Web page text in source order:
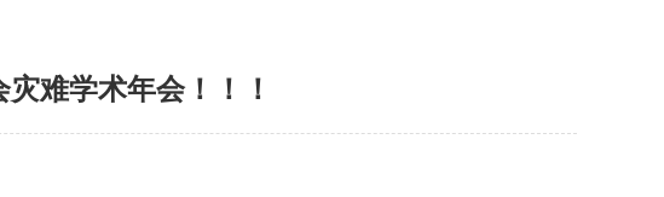
难学术年会！！！